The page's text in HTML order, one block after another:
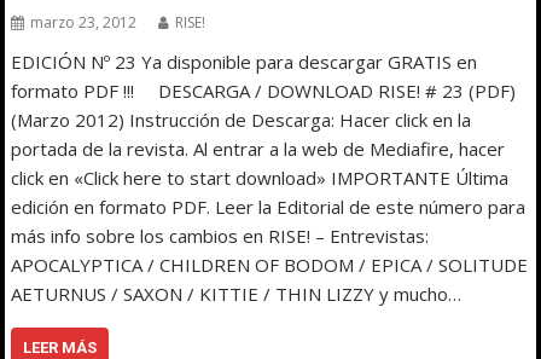
marzo 23, 2012 RISE!
EDICIÓN Nº 23 Ya disponible para descargar GRATIS en
formato PDF !!! DESCARGA / DOWNLOAD RISE! # 23 (PDF)
(Marzo 2012) Instrucción de Descarga: Hacer click en la
portada de la revista. Al entrar a la web de Mediafire, hacer
click en «Click here to start download» IMPORTANTE Última
edición en formato PDF. Leer la Editorial de este número para
más info sobre los cambios en RISE! – Entrevistas:
APOCALYPTICA / CHILDREN OF BODOM / EPICA / SOLITUDE
AETURNUS / SAXON / KITTIE / THIN LIZZY y mucho…
LEER MÁS